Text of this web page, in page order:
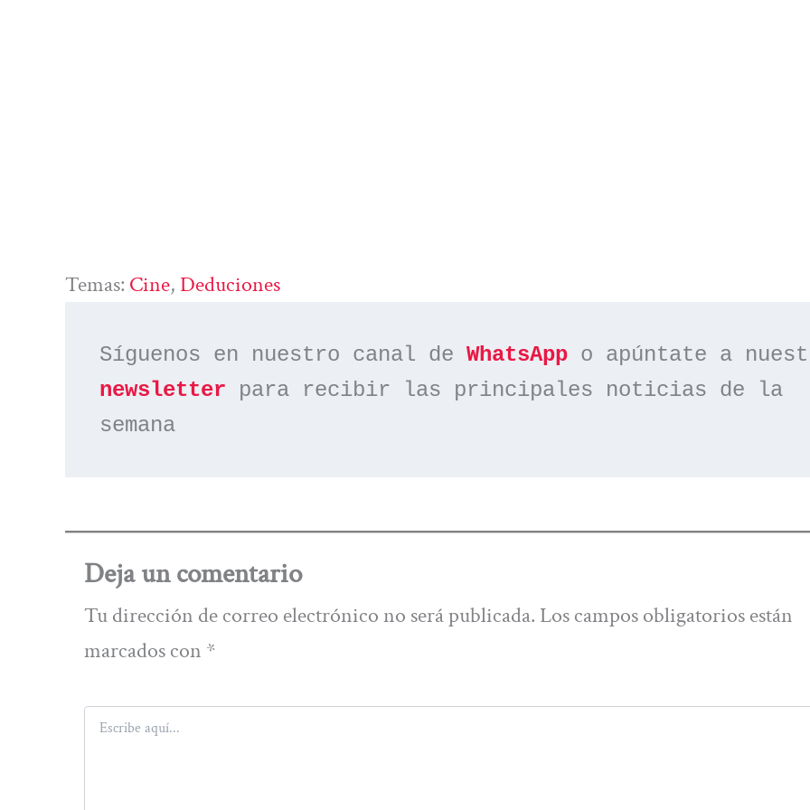
Temas: Cine, Deduciones
Síguenos en nuestro canal de WhatsApp
newsletter para recibir las principales noticias de la
semana
Deja un comentario
Tu dirección de correo electrónico no será publicada. Los campos obligatorios están
marcados con *
Escribe
aquí...